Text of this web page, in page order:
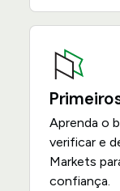
Aprenda o
verificar e
Markets
confiança.